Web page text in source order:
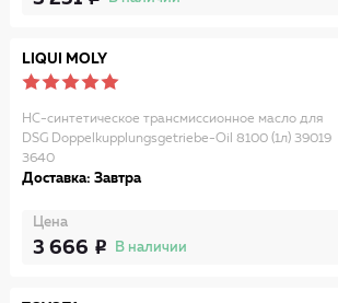
LIQUI MOLY
НС-синтетическое трансмиссионное масло для
DSG Doppelkupplungsgetriebe-Oil 8100 (1л) 39019
3640
Доставка: Завтра
Цена
3 666 В наличии